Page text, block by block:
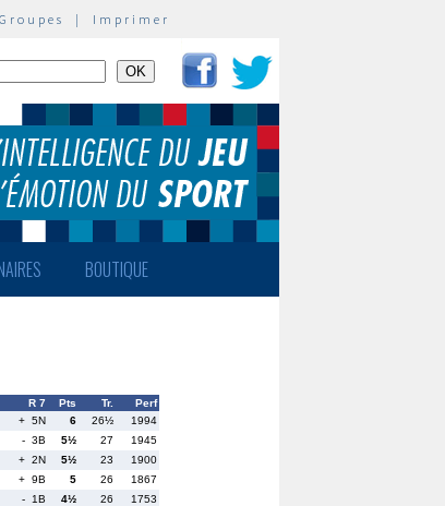
| Imprimer
BOUTIQUE
R 7 Pts Tr.
Perf
+ 5N 6 26½
1994
- 3B 5½ 27
1945
+ 2N 5½ 23
1900
+ 9B 5 26
1867
- 1B 4½ 26
1753